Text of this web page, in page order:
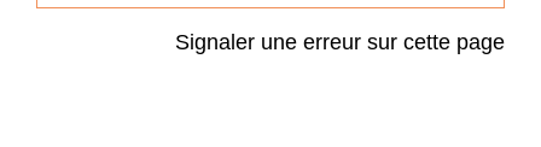
Signaler une erreur sur cette page